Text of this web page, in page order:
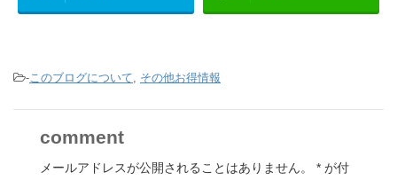
- このブログについて その他お得情報
comment
メールアドレスが公開されることはありません。 * が付